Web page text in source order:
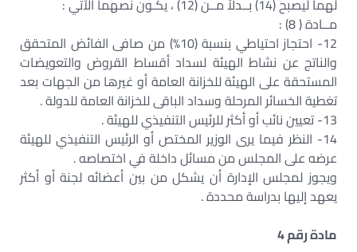
لهما ليصبح (14) بــدلاً مــن (12) ، يكـون نصهما الآتي :
مــادة ( 8) :
12- احتجاز احتياطي بنسبة (10%) من صافى الفائض المتحقق
والناتج عن نشاط الهيئة لسداد أقساط القروض والتعويضات
المستحقة على الهيئة للخزانة العامة أو غيرها من الجهات بعد
تغطية الخسائر المرحلة وسداد الباقى للخزانة العامة للدولة .
13- تعيين نائب أو أكثر للرئيس التنفيذي للهيئة .
14- النظر فيما يرى الوزير المختص أو الرئيس التنفيذي للهيئة
عرضه على المجلس من مسائل داخلة في اختصاصه .
ويجوز لمجلس الإدارة أن يشكل من بين أعضائه لجنة أو أكثر
يعهد إليها بدراسة محددة .
مادة رقم 4